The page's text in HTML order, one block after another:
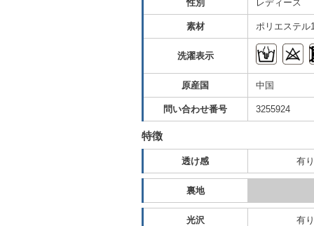
性別 レディース
素材 ポリエステル
洗濯表示
原産国 中国
問い合わせ番号 3255924
特徴
透け感 有り
裏地
光沢 有り